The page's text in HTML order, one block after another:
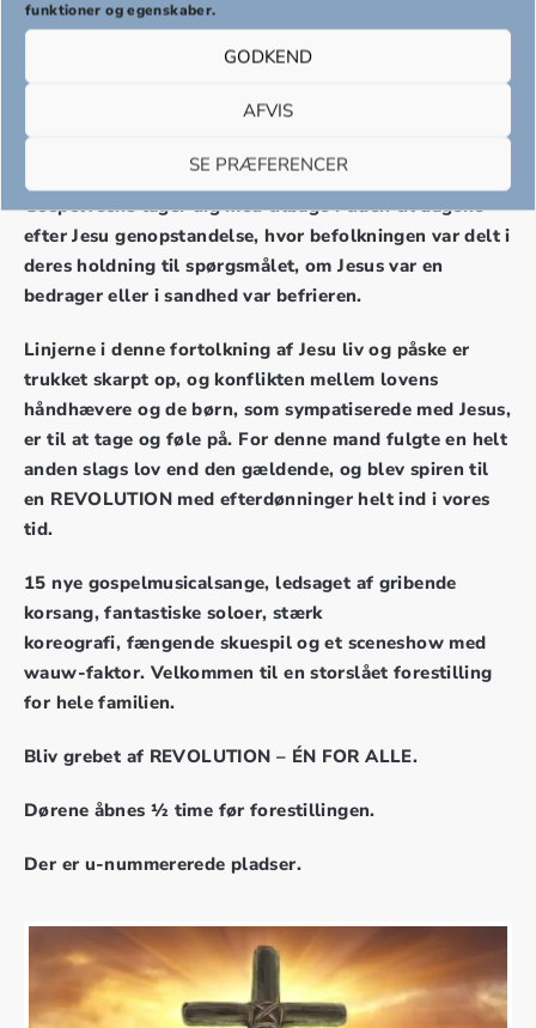
funktioner og egenskaber.
GODKEND
AFVIS
SE PRÆFERENCER
PREMIERE
Velkommen til premieren på Torben Callesens nye
gospelmusical REVOLUTION – ÉN FOR ALLE.
Bliv revet med, når det fantastisk dygtige gospelkor
GospelTeens tager dig med tilbage i tiden til dagene
efter Jesu genopstandelse, hvor befolkningen var delt i
deres holdning til spørgsmålet, om Jesus var en
bedrager eller i sandhed var befrieren.
Linjerne i denne fortolkning af Jesu liv og påske er
trukket skarpt op, og konflikten mellem lovens
håndhævere og de børn, som sympatiserede med Jesus,
er til at tage og føle på. For denne mand fulgte en helt
anden slags lov end den gældende, og blev spiren til
en REVOLUTION med efterdønninger helt ind i vores
tid.
15 nye gospelmusicalsange, ledsaget af gribende
korsang, fantastiske soloer, stærk
koreografi, fængende skuespil og et sceneshow med
wauw-faktor. Velkommen til en storslået forestilling
for hele familien.
Bliv grebet af REVOLUTION – ÉN FOR ALLE.
Dørene åbnes ½ time før forestillingen.
Der er u-nummererede pladser.